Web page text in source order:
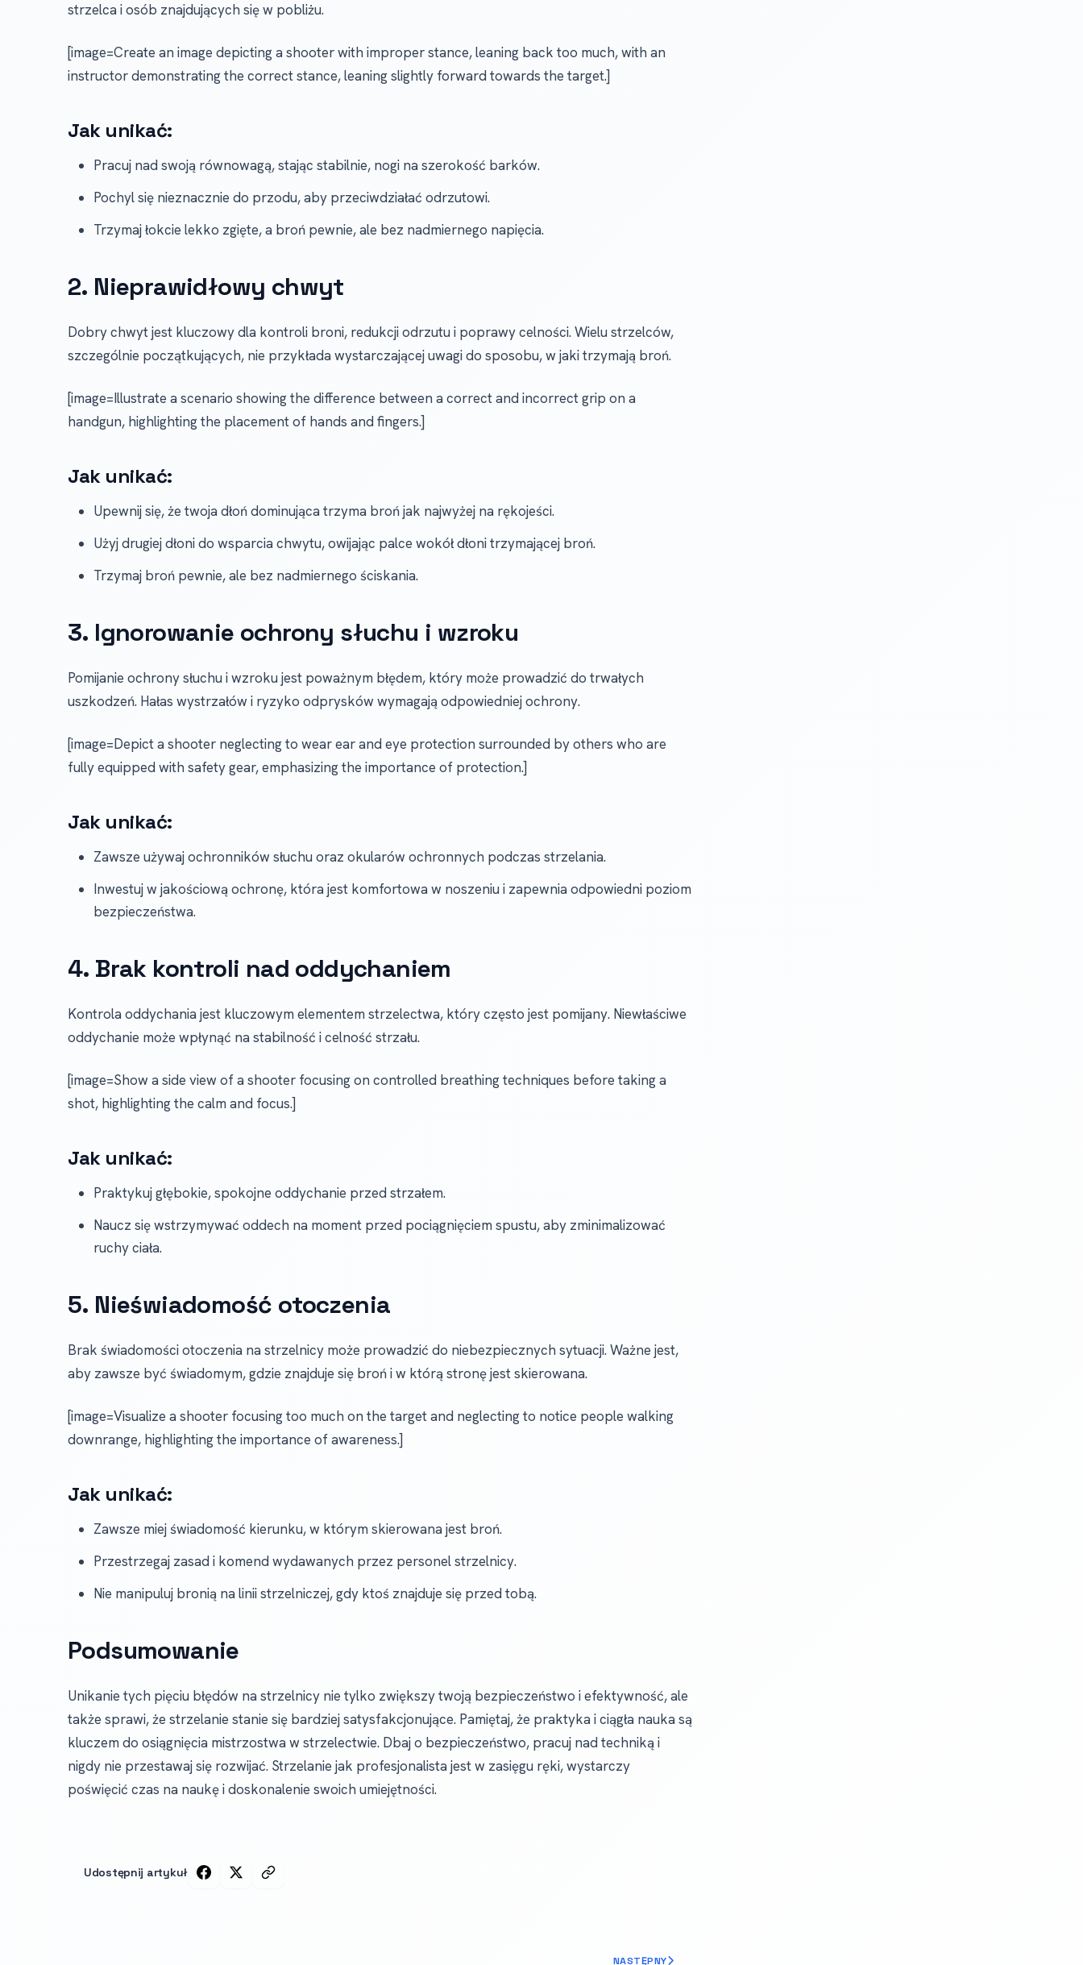
strzelca i osób znajdujących się w pobliżu.
[image=Create an image depicting a shooter with improper stance, leaning back too much, with an
instructor demonstrating the correct stance, leaning slightly forward towards the target.]
Jak unikać:
Pracuj nad swoją równowagą, stając stabilnie, nogi na szerokość barków.
Pochyl się nieznacznie do przodu, aby przeciwdziałać odrzutowi.
Trzymaj łokcie lekko zgięte, a broń pewnie, ale bez nadmiernego napięcia.
2. Nieprawidłowy chwyt
Dobry chwyt jest kluczowy dla kontroli broni, redukcji odrzutu i poprawy celności. Wielu strzelców,
szczególnie początkujących, nie przykłada wystarczającej uwagi do sposobu, w jaki trzymają broń.
[image=Illustrate a scenario showing the difference between a correct and incorrect grip on a
handgun, highlighting the placement of hands and fingers.]
Jak unikać:
Upewnij się, że twoja dłoń dominująca trzyma broń jak najwyżej na rękojeści.
Użyj drugiej dłoni do wsparcia chwytu, owijając palce wokół dłoni trzymającej broń.
Trzymaj broń pewnie, ale bez nadmiernego ściskania.
3. Ignorowanie ochrony słuchu i wzroku
Pomijanie ochrony słuchu i wzroku jest poważnym błędem, który może prowadzić do trwałych
uszkodzeń. Hałas wystrzałów i ryzyko odprysków wymagają odpowiedniej ochrony.
[image=Depict a shooter neglecting to wear ear and eye protection surrounded by others who are
fully equipped with safety gear, emphasizing the importance of protection.]
Jak unikać:
Zawsze używaj ochronników słuchu oraz okularów ochronnych podczas strzelania.
Inwestuj w jakościową ochronę, która jest komfortowa w noszeniu i zapewnia odpowiedni poziom
bezpieczeństwa.
4. Brak kontroli nad oddychaniem
Kontrola oddychania jest kluczowym elementem strzelectwa, który często jest pomijany. Niewłaściwe
oddychanie może wpłynąć na stabilność i celność strzału.
[image=Show a side view of a shooter focusing on controlled breathing techniques before taking a
shot, highlighting the calm and focus.]
Jak unikać:
Praktykuj głębokie, spokojne oddychanie przed strzałem.
Naucz się wstrzymywać oddech na moment przed pociągnięciem spustu, aby zminimalizować
ruchy ciała.
5. Nieświadomość otoczenia
Brak świadomości otoczenia na strzelnicy może prowadzić do niebezpiecznych sytuacji. Ważne jest,
aby zawsze być świadomym, gdzie znajduje się broń i w którą stronę jest skierowana.
[image=Visualize a shooter focusing too much on the target and neglecting to notice people walking
downrange, highlighting the importance of awareness.]
Jak unikać:
Zawsze miej świadomość kierunku, w którym skierowana jest broń.
Przestrzegaj zasad i komend wydawanych przez personel strzelnicy.
Nie manipuluj bronią na linii strzelniczej, gdy ktoś znajduje się przed tobą.
Podsumowanie
Unikanie tych pięciu błędów na strzelnicy nie tylko zwiększy twoją bezpieczeństwo i efektywność, ale
także sprawi, że strzelanie stanie się bardziej satysfakcjonujące. Pamiętaj, że praktyka i ciągła nauka są
kluczem do osiągnięcia mistrzostwa w strzelectwie. Dbaj o bezpieczeństwo, pracuj nad techniką i
nigdy nie przestawaj się rozwijać. Strzelanie jak profesjonalista jest w zasięgu ręki, wystarczy
poświęcić czas na naukę i doskonalenie swoich umiejętności.
Udostępnij artykuł
NASTĘPNY